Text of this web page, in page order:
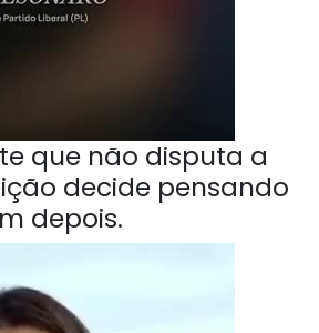
que não disputa a
decide pensando
depois.